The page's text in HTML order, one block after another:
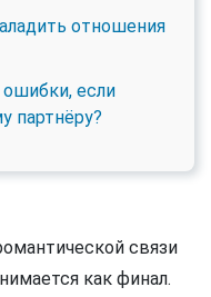
отношения
если
партнёру?
связи
как финал.